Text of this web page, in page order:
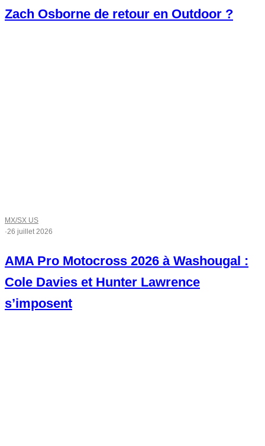
Zach Osborne de retour en Outdoor ?
MX/SX US
·26 juillet 2026
AMA Pro Motocross 2026 à Washougal :
Cole Davies et Hunter Lawrence
s’imposent